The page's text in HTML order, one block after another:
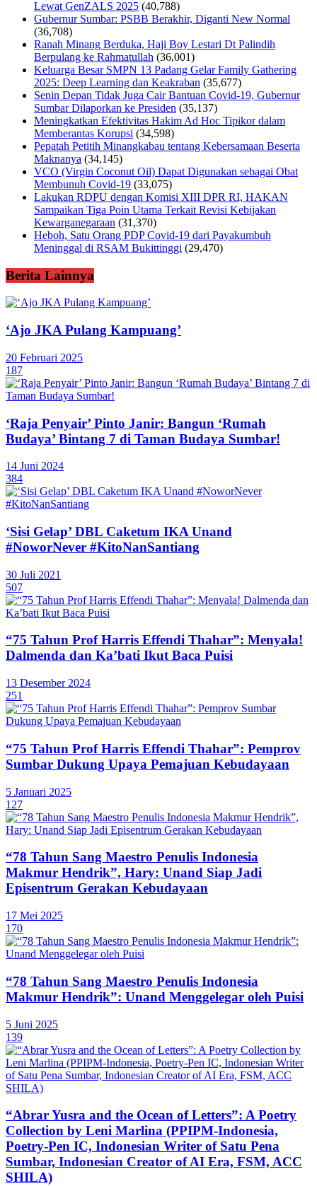
Lewat GenZALS 2025 (40,788)
Gubernur Sumbar: PSBB Berakhir, Diganti New Normal
(36,708)
Ranah Minang Berduka, Haji Boy Lestari Dt Palindih
Berpulang ke Rahmatullah (36,001)
Keluarga Besar SMPN 13 Padang Gelar Family Gathering
2025: Deep Learning dan Keakraban (35,677)
Senin Depan Tidak Juga Cair Bantuan Covid-19, Gubernur
Sumbar Dilaporkan ke Presiden (35,137)
Meningkatkan Efektivitas Hakim Ad Hoc Tipikor dalam
Memberantas Korupsi (34,598)
Pepatah Petitih Minangkabau tentang Kebersamaan Beserta
Maknanya (34,145)
VCO (Virgin Coconut Oil) Dapat Digunakan sebagai Obat
Membunuh Covid-19 (33,075)
Lakukan RDPU dengan Komisi XIII DPR RI, HAKAN
Sampaikan Tiga Poin Utama Terkait Revisi Kebijakan
Kewarganegaraan (31,370)
Heboh, Satu Orang PDP Covid-19 dari Payakumbuh
Meninggal di RSAM Bukittinggi (29,470)
Berita Lainnya
‘Ajo JKA Pulang Kampuang’
20 Februari 2025
187
‘Raja Penyair’ Pinto Janir: Bangun ‘Rumah
Budaya’ Bintang 7 di Taman Budaya Sumbar!
14 Juni 2024
384
‘Sisi Gelap’ DBL Caketum IKA Unand
#NoworNever #KitoNanSantiang
30 Juli 2021
507
“75 Tahun Prof Harris Effendi Thahar”: Menyala!
Dalmenda dan Ka’bati Ikut Baca Puisi
13 Desember 2024
251
“75 Tahun Prof Harris Effendi Thahar”: Pemprov
Sumbar Dukung Upaya Pemajuan Kebudayaan
5 Januari 2025
127
“78 Tahun Sang Maestro Penulis Indonesia
Makmur Hendrik”, Hary: Unand Siap Jadi
Episentrum Gerakan Kebudayaan
17 Mei 2025
170
“78 Tahun Sang Maestro Penulis Indonesia
Makmur Hendrik”: Unand Menggelegar oleh Puisi
5 Juni 2025
139
“Abrar Yusra and the Ocean of Letters”: A Poetry
Collection by Leni Marlina (PPIPM-Indonesia,
Poetry-Pen IC, Indonesian Writer of Satu Pena
Sumbar, Indonesian Creator of AI Era, FSM, ACC
SHILA)